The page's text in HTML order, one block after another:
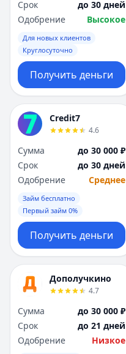
Срок
до 30 дней
Одобрение
Высокое
Для новых клиентов
Круглосуточно
Получить деньги
Credit7
4.6
Сумма
до 30 000 ₽
Срок
до 30 дней
Одобрение
Среднее
Займ бесплатно
Первый займ 0%
Получить деньги
Дополучкино
4.7
Сумма
до 30 000 ₽
Срок
до 21 дней
Одобрение
Низкое